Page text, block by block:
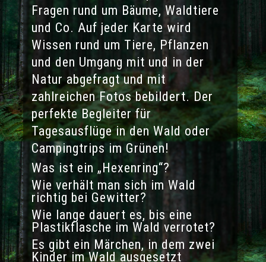
Fragen rund um Bäume, Waldtiere
und Co. Auf jeder Karte wird
Wissen rund um Tiere, Pflanzen
und den Umgang mit und in der
Natur abgefragt und mit
zahlreichen Fotos bebildert. Der
perfekte Begleiter für
Tagesausflüge in den Wald oder
Campingtrips im Grünen!
Was ist ein „Hexenring“?
Wie verhält man sich im Wald
richtig bei Gewitter?
Wie lange dauert es, bis eine
Plastikflasche im Wald verrotet?
Es gibt ein Märchen, in dem zwei
Kinder im Wald ausgesetzt